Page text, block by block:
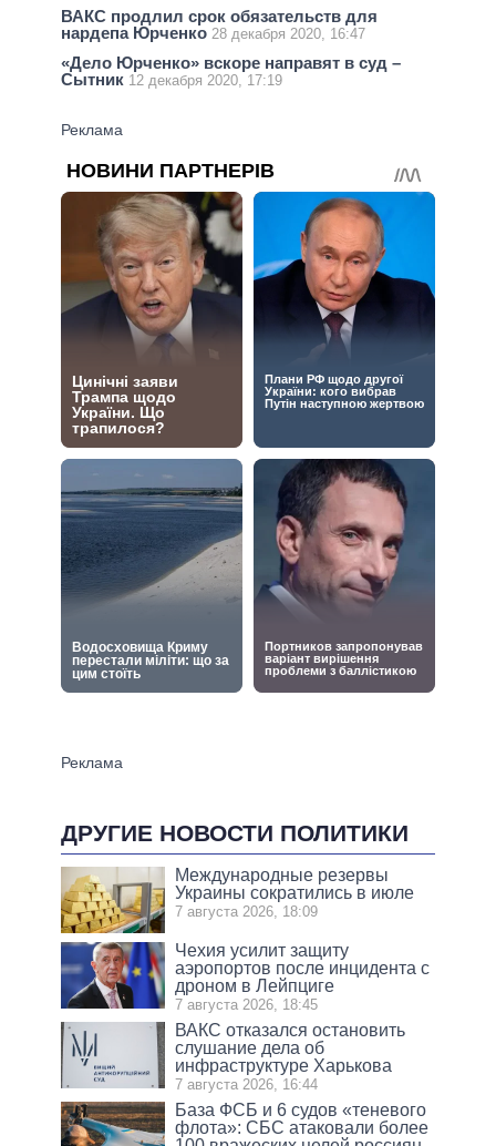
ВАКС продлил срок обязательств для
нардепа Юрченко 28 декабря 2020, 16:47
«Дело Юрченко» вскоре направят в суд –
Сытник 12 декабря 2020, 17:19
ДРУГИЕ НОВОСТИ ПОЛИТИКИ
Международные резервы
Украины сократились в июле
7 августа 2026, 18:09
Чехия усилит защиту
аэропортов после инцидента с
дроном в Лейпциге
7 августа 2026, 18:45
ВАКС отказался остановить
слушание дела об
инфраструктуре Харькова
7 августа 2026, 16:44
База ФСБ и 6 судов «теневого
флота»: СБС атаковали более